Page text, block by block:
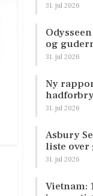
31. jul 2026
og
31. jul 2026
Ny
31. jul 2026
Asbury
liste
31. jul 2026
Vietnam: